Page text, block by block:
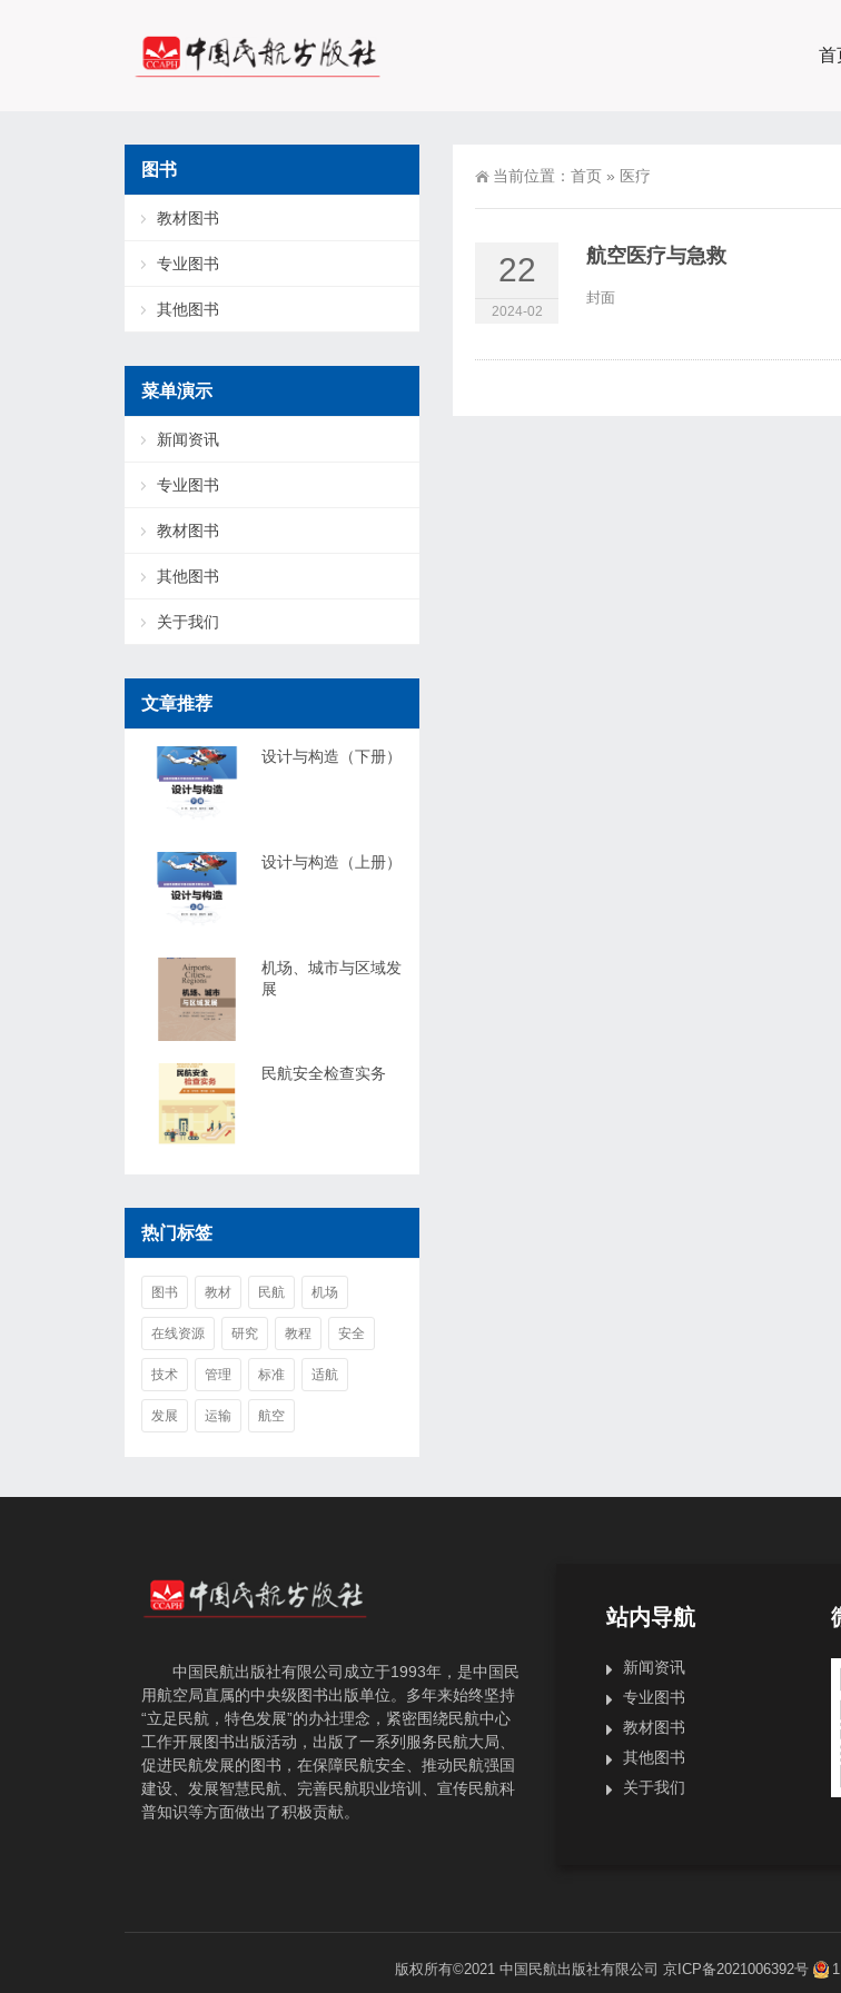
首
当前位置： 首页 » 医疗
22
2024-02
航空医疗与急救
封面
图书
教材图书
专业图书
其他图书
菜单演示
新闻资讯
专业图书
教材图书
其他图书
关于我们
文章推荐
设计与构造（下册）
设计与构造（上册）
机场、城市与区域发
展
民航安全检查实务
热门标签
图书 教材 民航 机场
在线资源 研究 教程 安全
技术 管理 标准 适航
发展 运输 航空
中国民航出版社有限公司成立于1993年，是中国民
用航空局直属的中央级图书出版单位。多年来始终坚持
“立足民航，特色发展”的办社理念，紧密围绕民航中心
工作开展图书出版活动，出版了一系列服务民航大局、
促进民航发展的图书，在保障民航安全、推动民航强国
建设、发展智慧民航、完善民航职业培训、宣传民航科
普知识等方面做出了积极贡献。
站内导航
新闻资讯
专业图书
教材图书
其他图书
关于我们
版权所有©2021 中国民航出版社有限公司 京ICP备2021006392号